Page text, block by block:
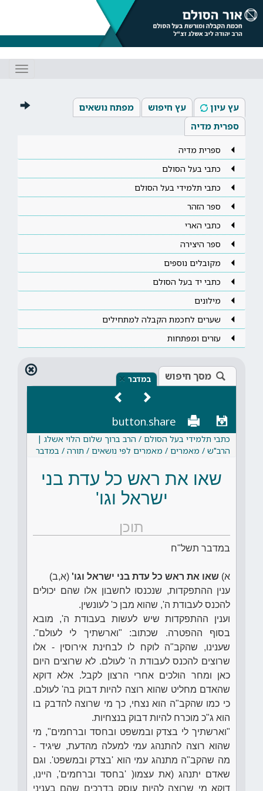
עץ עיון עץ חיפוש
מפתח נושאים
ספרית מדיה
ספרית מדיה
כתבי בעל הסולם
כתבי תלמידי בעל הסולם
ספר הזהר
כתבי הארי
ספר היצירה
מקובלים נוספים
כתבי יד בעל הסולם
מילונים
שערים לחכמת הקבלה למתחילים
עזרים ומפתחות
מסך חיפוש במדבר ×
button.share
כתבי תלמידי בעל הסולם / הרב ברוך שלום הלוי אשלג |
הרב"ש / מאמרים / מאמרים לפי נושאים / תורה / במדבר
שאו את ראש כל עדת בני
ישראל וגו'
תוכן
במדבר תשל"ח
א) שאו את ראש כל עדת בני ישראל וגו' (א,ב)
ענין ההתפקדות, שנכנסו לחשבון אלו שהם יכולים
להכנס לעבודת ה', שהוא מבן כ' לעונשין.
וענין ההתפקדות שיש לעשות בעבודת ה', מובא
בסוף ההפטרה. שכתוב: "וארשתיך לי לעולם".
שענינו, שהקב"ה לוקח לו לבחינת אירוסין - אלו
שרוצים להכנס לעבודת ה' לעולם. לא שרוצים היום
כאן ומחר הולכים אחרי הרצון לקבל. אלא דוקא
שהאדם מחליט שהוא רוצה להיות דבוק בה' לעולם.
כי כמו שהקב"ה הוא נצחי, כך מי שרוצה להדבק בו
הוא ג"כ מוכרח להיות דבוק בנצחיות.
"וארשתיך לי בצדק ובמשפט ובחסד וברחמים", מי
שהוא רוצה להתנהג עמי למעלה מהדעת, שיגיד -
מה שהקב"ה מתנהג עמי הוא 'בצדק ובמשפט'. וגם
שאדם יתנהג (את עצמו( 'בחסד וברחמים', היינו,
דוקא מי שרוצה להיות עוסק בדרכים שהם בעניני